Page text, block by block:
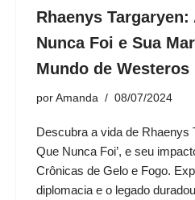
Rhaenys Targaryen:
Nunca Foi e Sua
Mundo de Westeros
por Amanda 08/07/2024
Descubra a vida de Rhaenys
Que Nunca Foi’, e seu
Crônicas de Gelo e Fogo.
diplomacia e o legado